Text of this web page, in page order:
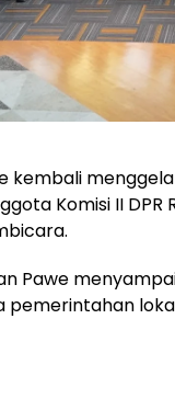
kembali
Komisi II DPR
Pawe
pemerintahan